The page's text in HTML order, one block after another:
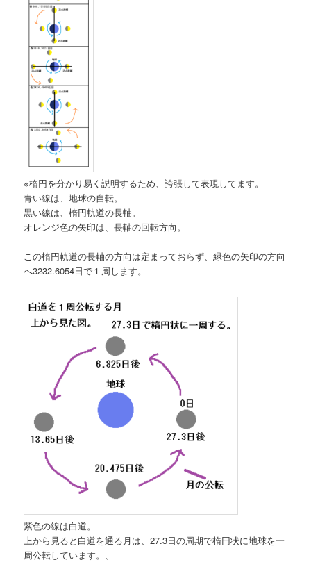
※楕円を分かり易く説明するため、誇張して表現してます。
青い線は、地球の自転。
黒い線は、楕円軌道の長軸。
オレンジ色の矢印は、長軸の回転方向。
この楕円軌道の長軸の方向は定まっておらず、緑色の矢印の方向
へ3232.6054日で１周します。
紫色の線は白道。
上から見ると白道を通る月は、27.3日の周期で楕円状に地球を一
周公転しています。、